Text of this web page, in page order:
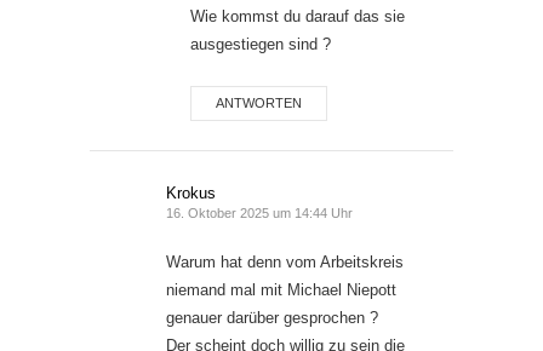
Wie kommst du darauf das sie
ausgestiegen sind ?
ANTWORTEN
Krokus
16. Oktober 2025 um 14:44 Uhr
Warum hat denn vom Arbeitskreis
niemand mal mit Michael Niepott
genauer darüber gesprochen ?
Der scheint doch willig zu sein die